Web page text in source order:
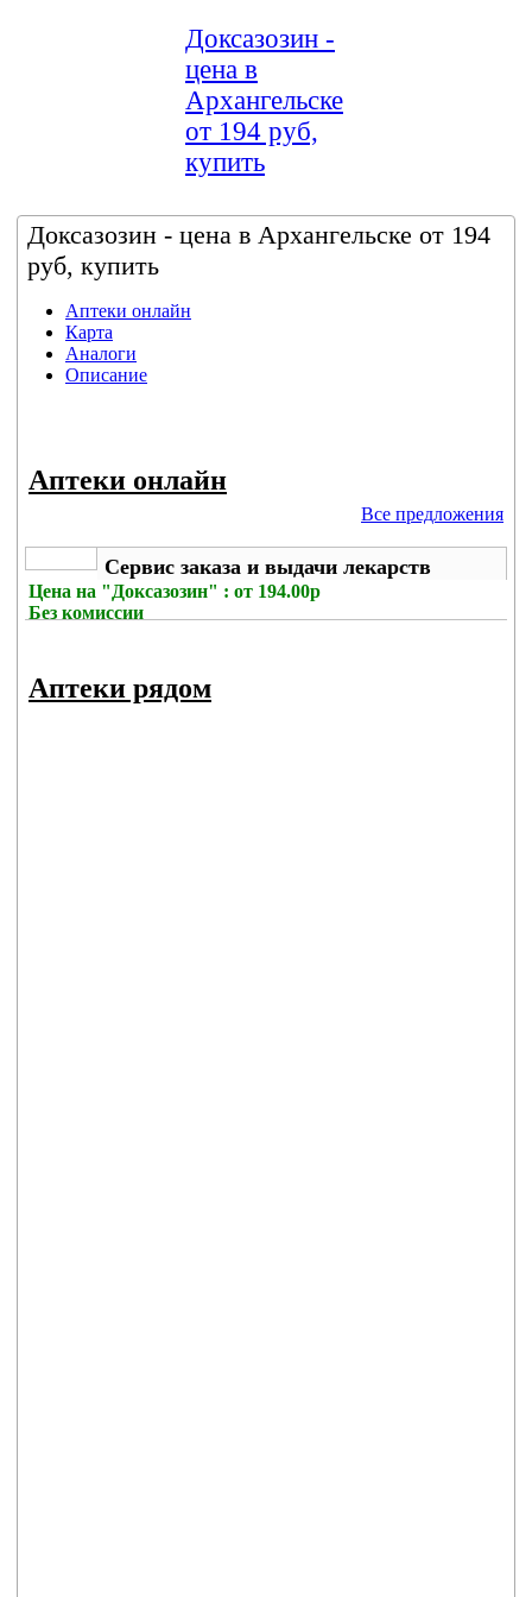
Доксазозин -
цена в
Архангельске
от 194 руб,
купить
Доксазозин - цена в Архангельске от 194
руб, купить
Аптеки онлайн
Карта
Аналоги
Описание
Аптеки онлайн
Все предложения
Сервис заказа и выдачи лекарств
Цена на "Доксазозин" : от 194.00р
Без комиссии
Аптеки рядом